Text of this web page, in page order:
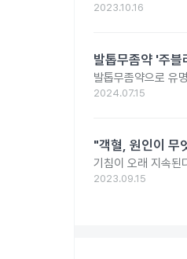
2023.10.16
발톱무좀약 '주
발톱무좀약으로 유
2024.07.15
"객혈, 원인이 무
기침이 오래 지속된
2023.09.15